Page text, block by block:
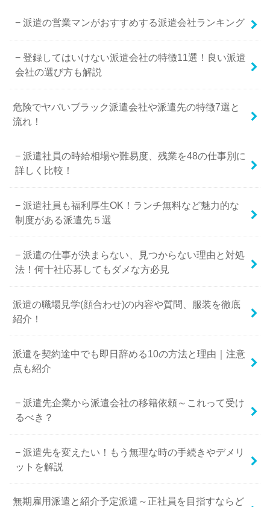
派遣の営業マンがおすすめする派遣会社ランキング
登録してはいけない派遣会社の特徴11選！良い派遣
会社の選び方も解説
危険でヤバいブラック派遣会社や派遣先の特徴7選と
流れ！
派遣社員の時給相場や難易度、残業を48の仕事別に
詳しく比較！
派遣社員も福利厚生OK！ランチ無料など魅力的な
制度がある派遣先５選
派遣の仕事が決まらない、見つからない理由と対処
法！何十社応募してもダメな方必見
派遣の職場見学(顔合わせ)の内容や質問、服装を徹底
紹介！
派遣を契約途中でも即日辞める10の方法と理由｜注意
点も紹介
派遣先企業から派遣会社の移籍依頼～これって受け
るべき？
派遣先を変えたい！もう無理な時の手続きやデメリ
ットを解説
無期雇用派遣と紹介予定派遣～正社員を目指すならど